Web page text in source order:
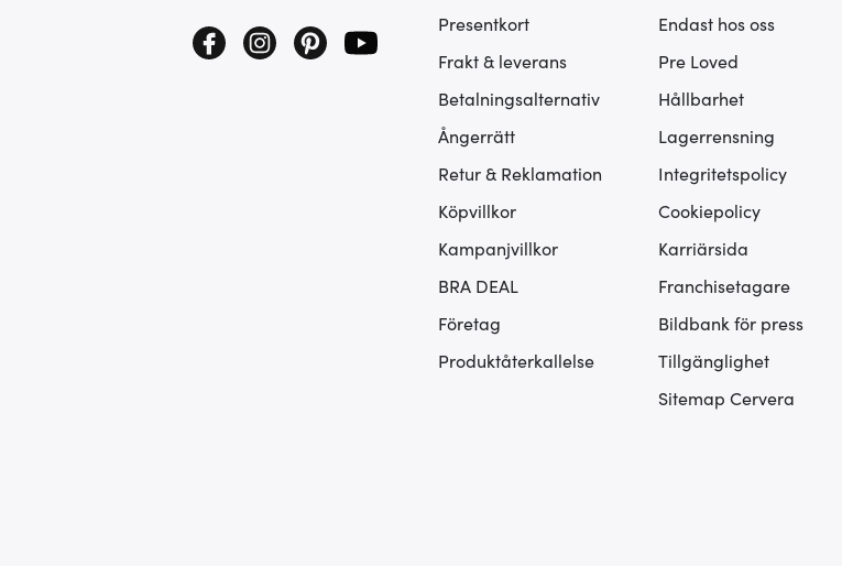
Presentkort
Frakt & leverans
Betalningsalternativ
Ångerrätt
Retur & Reklamation
Köpvillkor
Kampanjvillkor
BRA DEAL
Företag
Produktåterkallelse
Endast hos oss
Pre Loved
Hållbarhet
Lagerrensning
Integritetspolicy
Cookiepolicy
Karriärsida
Franchisetagare
Bildbank för press
Tillgänglighet
Sitemap Cervera